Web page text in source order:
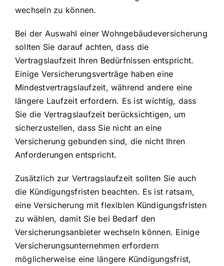
wechseln zu können.
Bei der Auswahl einer Wohngebäudeversicherung
sollten Sie darauf achten, dass die
Vertragslaufzeit Ihren Bedürfnissen entspricht.
Einige Versicherungsverträge haben eine
Mindestvertragslaufzeit, während andere eine
längere Laufzeit erfordern. Es ist wichtig, dass
Sie die Vertragslaufzeit berücksichtigen, um
sicherzustellen, dass Sie nicht an eine
Versicherung gebunden sind, die nicht Ihren
Anforderungen entspricht.
Zusätzlich zur Vertragslaufzeit sollten Sie auch
die Kündigungsfristen beachten. Es ist ratsam,
eine Versicherung mit flexiblen Kündigungsfristen
zu wählen, damit Sie bei Bedarf den
Versicherungsanbieter wechseln können. Einige
Versicherungsunternehmen erfordern
möglicherweise eine längere Kündigungsfrist,